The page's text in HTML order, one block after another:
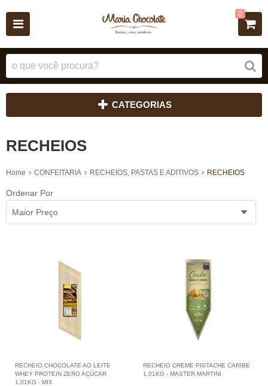
0
CATEGORIAS
RECHEIOS
Home CONFEITARIA RECHEIOS, PASTAS E ADITIVOS RECHEIOS
Ordenar Por
Maior Preço
RECHEIO CHOCOLATE AO LEITE
WHEY PROTEIN ZERO AÇÚCAR
1,01KG - MIX
RECHEIO CREME PISTACHE CARIBE
1,01KG - MASTER MARTINI